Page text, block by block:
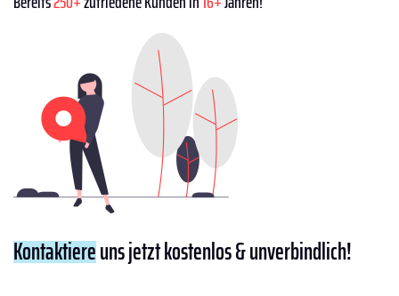
Kontaktiereuns jetzt kostenlos & unverbindlich!